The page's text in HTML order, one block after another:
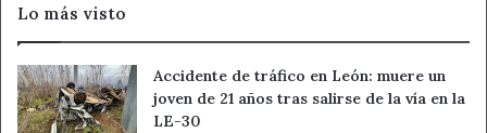
Lo más visto
Accidente de tráfico en León: muere un
joven de 21 años tras salirse de la vía en la
LE-30